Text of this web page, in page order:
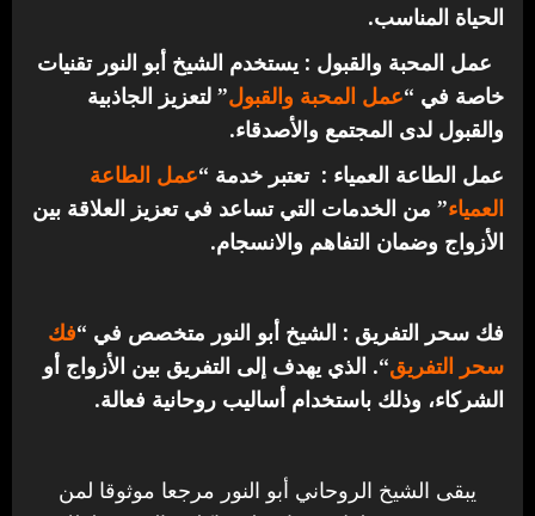
الحياة المناسب.
عمل المحبة والقبول : يستخدم الشيخ أبو النور تقنيات
خاصة في “عمل المحبة والقبول” لتعزيز الجاذبية
والقبول لدى المجتمع والأصدقاء.
عمل الطاعة العمياء : تعتبر خدمة “عمل الطاعة
العمياء” من الخدمات التي تساعد في تعزيز العلاقة بين
الأزواج وضمان التفاهم والانسجام.
فك سحر التفريق : الشيخ أبو النور متخصص في “فك
سحر التفريق“. الذي يهدف إلى التفريق بين الأزواج أو
الشركاء، وذلك باستخدام أساليب روحانية فعالة.
يبقى الشيخ الروحاني أبو النور مرجعا موثوقا لمن